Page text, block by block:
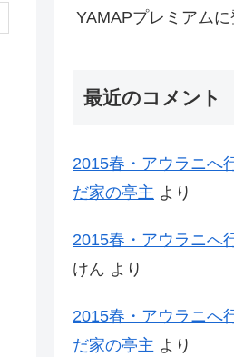
YAMAPプレミアム
最近のコメント
2015春・アウラニへ
だ家の亭主 より
2015春・アウラニへ
けん より
2015春・アウラニへ
だ家の亭主 より